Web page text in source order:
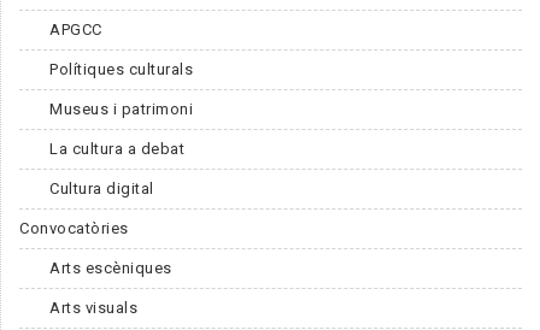
APGCC
Polítiques culturals
Museus i patrimoni
La cultura a debat
Cultura digital
Convocatòries
Arts escèniques
Arts visuals